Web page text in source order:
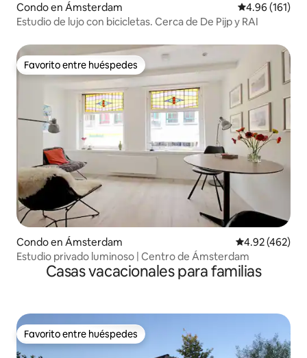
Condo en Ámsterdam Calificación
4.96 (161)
Estudio de lujo con bicicletas. Cerca de De Pijp y RAI
Favorito entre huéspedes
Favorito entre huéspedes
Condo en Ámsterdam Calificación
4.92 (462)
Estudio privado luminoso | Centro de Ámsterdam
Casas vacacionales para familias
Favorito entre huéspedes
Favorito entre huéspedes